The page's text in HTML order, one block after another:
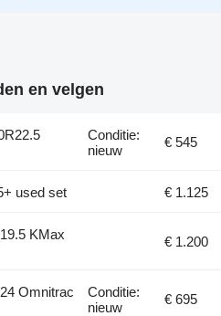
en velgen
Conditie:
nieuw
€ 545
used set € 1.125
KMax
€ 1.200
Omnitrac
Conditie:
nieuw
€ 695